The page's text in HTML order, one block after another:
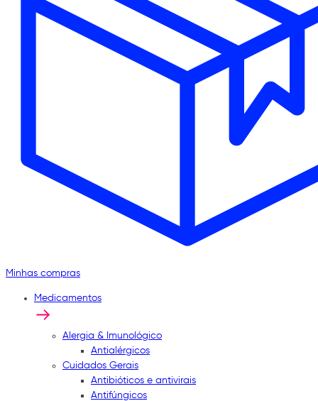
Minhas compras
Medicamentos
Alergia & Imunológico
Antialérgicos
Cuidados Gerais
Antibióticos e antivirais
Antifúngicos